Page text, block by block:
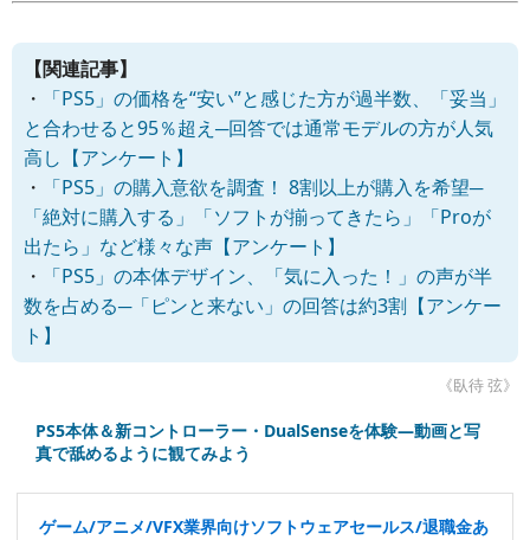
【関連記事】
・
「PS5」の価格を“安い”と感じた方が過半数、「妥当」
と合わせると95％超え─回答では通常モデルの方が人気
高し【アンケート】
・
「PS5」の購入意欲を調査！ 8割以上が購入を希望─
「絶対に購入する」「ソフトが揃ってきたら」「Proが
出たら」など様々な声【アンケート】
・
「PS5」の本体デザイン、「気に入った！」の声が半
数を占める─「ピンと来ない」の回答は約3割【アンケー
ト】
《臥待 弦》
PS5本体＆新コントローラー・DualSenseを体験―動画と写
真で舐めるように観てみよう
ゲーム/アニメ/VFX業界向けソフトウェアセールス/退職金あ